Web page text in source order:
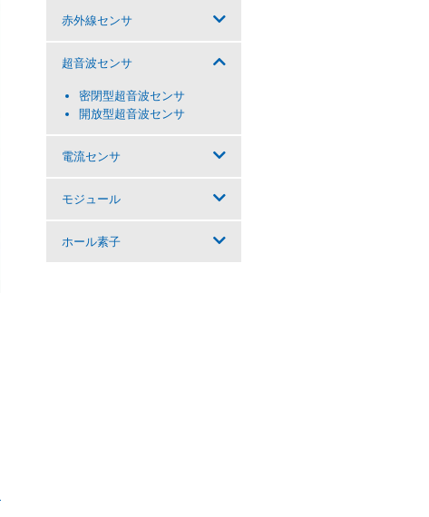
赤外線センサ
超音波センサ
密閉型超音波センサ
開放型超音波センサ
電流センサ
モジュール
ホール素子